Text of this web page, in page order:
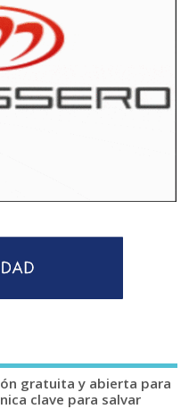
gratuita y abierta para
clave para salvar